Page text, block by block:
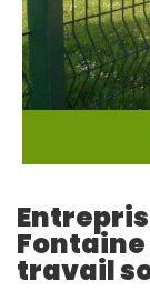
Fontaine
travail